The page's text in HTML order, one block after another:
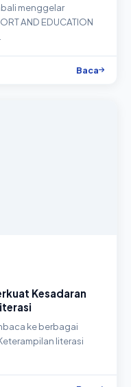
AND EDUCATION
Baca
Kesadaran
ke berbagai
literasi